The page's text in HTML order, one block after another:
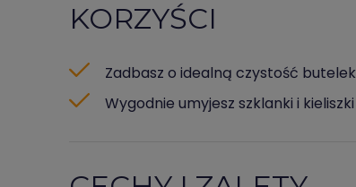
KORZYŚCI
Zadbasz o idealną czystość butelek
Wygodnie umyjesz szklanki i kieliszki